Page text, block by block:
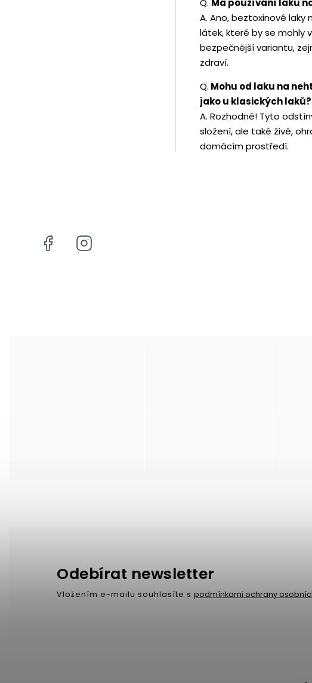
Q. Má používání laku
A. Ano, beztoxinové laky
látek, které by se mohly
bezpečnější variantu,
zdraví.
Q. Mohu od laku na
jako u klasických laků?
A. Rozhodně! Tyto
složení, ale také živé,
domácím prostředí.
Odebírat newsletter
Vložením e-mailu souhlasíte s podmínkami ochrany